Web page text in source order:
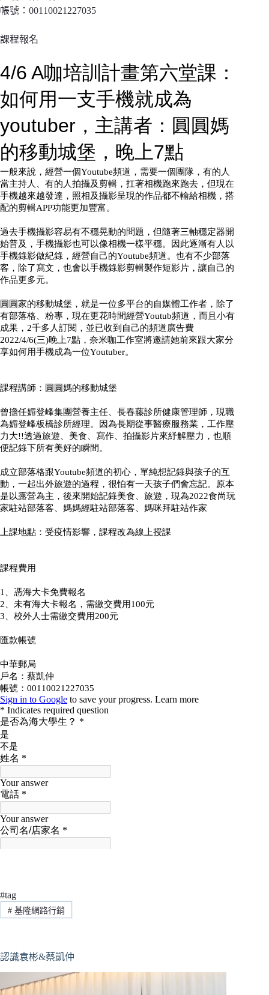
帳號：00110021227035
課程報名
#tag
#基隆網路行銷
認識袁彬&蔡凱仲